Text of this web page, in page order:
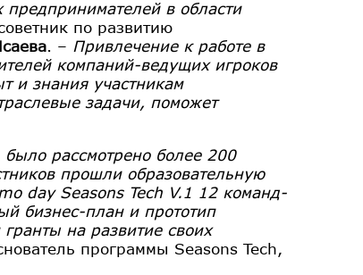
в области
по развитию
. – Привлечение к работе в
компаний-ведущих игроков
и знания участникам
задачи, поможет
рассмотрено более 200
прошли образовательную
day Seasons Tech V.1 12 команд-
бизнес-план и прототип
на развитие своих
программы Seasons Tech,